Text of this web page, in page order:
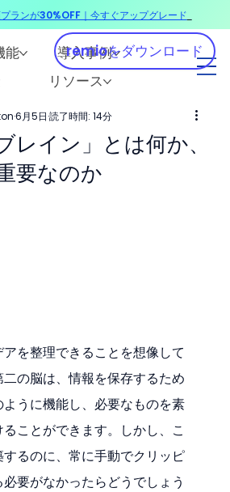
能
導入事例
リソース
remioをダウンロード
レイン」とは何か、
要なのか
6月5日 読了時間: 14分
を整理できることを想像して
の脳は、情報を保存するため
うに機能し、必要なものを素
ことができます。しかし、こ
るのに、常に手動でクリッピ
要がなかったらどうでしょう
ランが30%OFF｜今すぐアップグレード